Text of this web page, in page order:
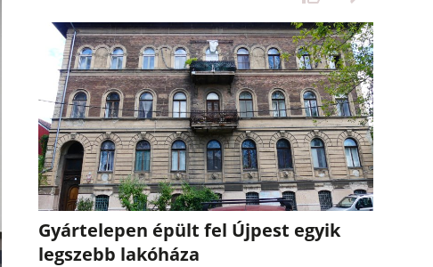
Gyártelepen épült fel Újpest egyik
legszebb lakóháza